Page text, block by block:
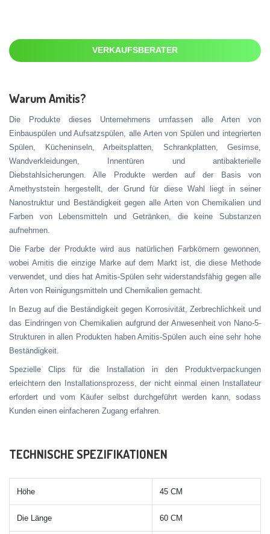
VERKAUFSBERATER
Warum Amitis?
Die Produkte dieses Unternehmens umfassen alle Arten von
Einbauspülen und Aufsatzspülen, alle Arten von Spülen und integrierten
Spülen, Kücheninseln, Arbeitsplatten, Schrankplatten, Gesimse,
Wandverkleidungen, Innentüren und antibakterielle
Diebstahlsicherungen. Alle Produkte werden auf der Basis von
Amethyststein hergestellt, der Grund für diese Wahl liegt in seiner
Nanostruktur und Beständigkeit gegen alle Arten von Chemikalien und
Farben von Lebensmitteln und Getränken, die keine Substanzen
aufnehmen.
Die Farbe der Produkte wird aus natürlichen Farbkörnern gewonnen,
wobei Amitis die einzige Marke auf dem Markt ist, die diese Methode
verwendet, und dies hat Amitis-Spülen sehr widerstandsfähig gegen alle
Arten von Reinigungsmitteln und Chemikalien gemacht.
In Bezug auf die Beständigkeit gegen Korrosivität, Zerbrechlichkeit und
das Eindringen von Chemikalien aufgrund der Anwesenheit von Nano-5-
Strukturen in allen Produkten haben Amitis-Spülen auch eine sehr hohe
Beständigkeit.
Spezielle Clips für die Installation in den Produktverpackungen
erleichtern den Installationsprozess, der nicht einmal einen Installateur
erfordert und vom Käufer selbst durchgeführt werden kann, sodass
Kunden einen einfacheren Zugang erfahren.
TECHNISCHE SPEZIFIKATIONEN
Höhe 45 CM
Die Länge 60 CM